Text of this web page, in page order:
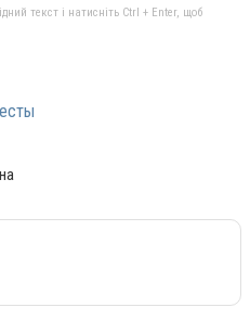
текст і натисніть Ctrl + Enter, щоб